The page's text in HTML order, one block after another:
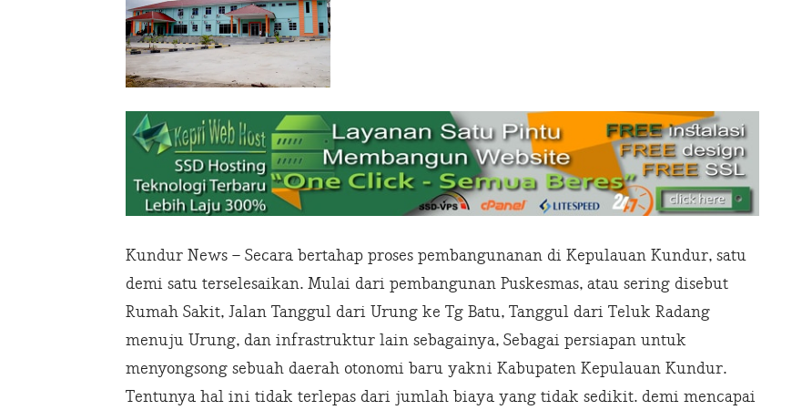
Kundur News – Secara bertahap proses pembangunanan di Kepulauan Kundur, satu
demi satu terselesaikan. Mulai dari pembangunan Puskesmas, atau sering disebut
Rumah Sakit, Jalan Tanggul dari Urung ke Tg Batu, Tanggul dari Teluk Radang
menuju Urung, dan infrastruktur lain sebagainya, Sebagai persiapan untuk
menyongsong sebuah daerah otonomi baru yakni Kabupaten Kepulauan Kundur.
Tentunya hal ini tidak terlepas dari jumlah biaya yang tidak sedikit. demi mencapai